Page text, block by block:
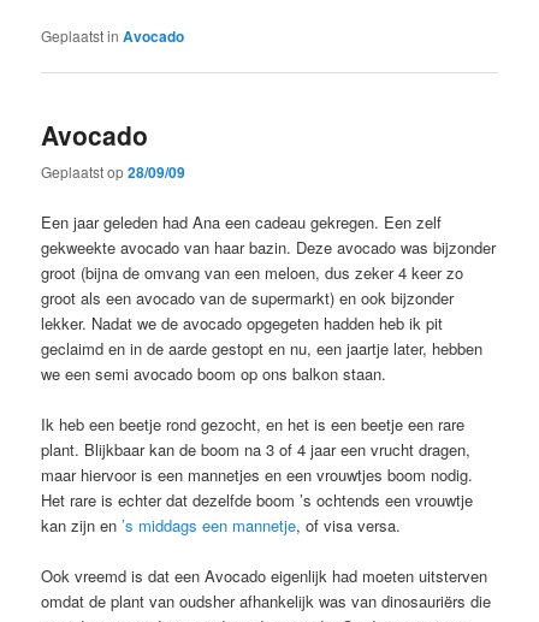
Geplaatst in Avocado
Avocado
Geplaatst op28/09/09
Een jaar geleden had Ana een cadeau gekregen. Een zelf
gekweekte avocado van haar bazin. Deze avocado was bijzonder
groot (bijna de omvang van een meloen, dus zeker 4 keer zo
groot als een avocado van de supermarkt) en ook bijzonder
lekker. Nadat we de avocado opgegeten hadden heb ik pit
geclaimd en in de aarde gestopt en nu, een jaartje later, hebben
we een semi avocado boom op ons balkon staan.
Ik heb een beetje rond gezocht, en het is een beetje een rare
plant. Blijkbaar kan de boom na 3 of 4 jaar een vrucht dragen,
maar hiervoor is een mannetjes en een vrouwtjes boom nodig.
Het rare is echter dat dezelfde boom ’s ochtends een vrouwtje
kan zijn en’s middags een mannetje, of visa versa.
Ook vreemd is dat een Avocado eigenlijk had moeten uitsterven
omdat de plant van oudsher afhankelijk was van dinosauriërs die